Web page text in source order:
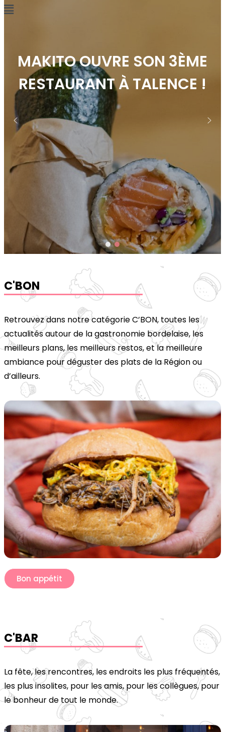
CES ÉVÉNEMENTS CRÉÉS
PAR LES FEMMES
POUR LES FEMMES
#CBIENÊTRE
C'BON
Retrouvez dans notre catégorie C’BON, toutes les
actualités autour de la gastronomie bordelaise, les
meilleurs plans, les meilleurs restos, et la meilleure
ambiance pour déguster des plats de la Région ou
d’ailleurs.
Bon appétit
C'BAR
La fête, les rencontres, les endroits les plus fréquentés,
les plus insolites, pour les amis, pour les collègues, pour
le bonheur de tout le monde.